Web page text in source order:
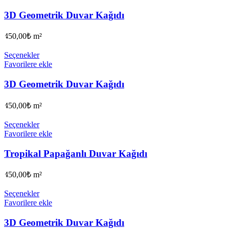
3D Geometrik Duvar Kağıdı
450,00₺ m²
Seçenekler
Favorilere ekle
3D Geometrik Duvar Kağıdı
450,00₺ m²
Seçenekler
Favorilere ekle
Tropikal Papağanlı Duvar Kağıdı
450,00₺ m²
Seçenekler
Favorilere ekle
3D Geometrik Duvar Kağıdı